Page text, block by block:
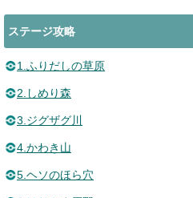
ステージ攻略
1.ふりだしの草原
2.しめり森
3.ジグザグ川
4.かわき山
5.ヘソのほら穴